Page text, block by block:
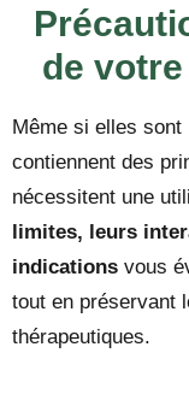
de
Même si elles
contiennent des
nécessitent une
limites, leurs
indications vous
tout en préservant
thérapeutiques.